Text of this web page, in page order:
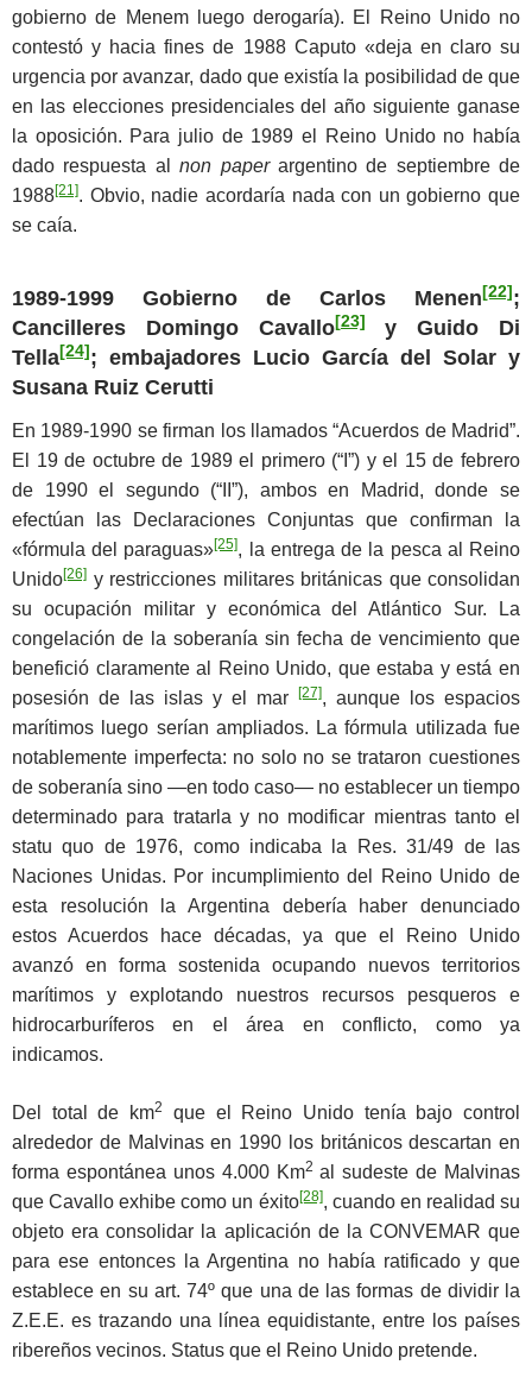
gobierno de Menem luego derogaría). El Reino Unido no
contestó y hacia fines de 1988 Caputo «deja en claro su
urgencia por avanzar, dado que existía la posibilidad de que
en las elecciones presidenciales del año siguiente ganase
la oposición. Para julio de 1989 el Reino Unido no había
dado respuesta alnon paperargentino de septiembre de
1988[21]. Obvio, nadie acordaría nada con un gobierno que
se caía.
1989-1999 Gobierno de Carlos Menen [22] ;
Cancilleres Domingo Cavallo[23]
y Guido Di
Tella[24] ; embajadores Lucio García del Solar y
Susana Ruiz Cerutti
En 1989-1990 se firman los llamados “Acuerdos de Madrid”.
El 19 de octubre de 1989 el primero (“I”) y el 15 de febrero
de 1990 el segundo (“II”), ambos en Madrid, donde se
efectúan las Declaraciones Conjuntas que confirman la
«fórmula del paraguas»[25], la entrega de la pesca al Reino
Unido[26] y restricciones militares británicas que consolidan
su ocupación militar y económica del Atlántico Sur. La
congelación de la soberanía sin fecha de vencimiento que
benefició claramente al Reino Unido, que estaba y está en
posesión de las islas y el mar
[27], aunque los espacios
marítimos luego serían ampliados. La fórmula utilizada fue
notablemente imperfecta: no solo no se trataron cuestiones
de soberanía sino ―en todo caso― no establecer un tiempo
determinado para tratarla y no modificar mientras tanto el
statu quo de 1976, como indicaba la Res. 31/49 de las
Naciones Unidas. Por incumplimiento del Reino Unido de
esta resolución la Argentina debería haber denunciado
estos Acuerdos hace décadas, ya que el Reino Unido
avanzó en forma sostenida ocupando nuevos territorios
marítimos y explotando nuestros recursos pesqueros e
hidrocarburíferos en el área en conflicto, como ya
indicamos.
Del total de km2
que el Reino Unido tenía bajo control
alrededor de Malvinas en 1990 los británicos descartan en
forma espontánea unos 4.000 Km2 al sudeste de Malvinas
que Cavallo exhibe como un éxito[28], cuando en realidad su
objeto era consolidar la aplicación de la CONVEMAR que
para ese entonces la Argentina no había ratificado y que
establece en su art. 74º que una de las formas de dividir la
Z.E.E. es trazando una línea equidistante, entre los países
ribereños vecinos. Status que el Reino Unido pretende.